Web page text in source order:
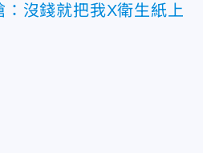
沒錢就把我X衛生紙上